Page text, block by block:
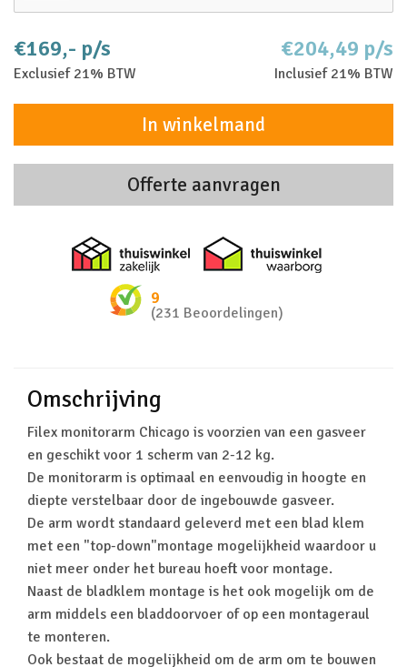
€169,- p/s
Exclusief 21% BTW
€204,49 p/s
Inclusief 21% BTW
In winkelmand
Offerte aanvragen
Thuiswinkel zakelijk
9
(231 Beoordelingen)
Omschrijving
Filex monitorarm Chicago is voorzien van een gasveer
en geschikt voor 1 scherm van 2-12 kg.
De monitorarm is optimaal en eenvoudig in hoogte en
diepte verstelbaar door de ingebouwde gasveer.
De arm wordt standaard geleverd met een blad klem
met een "top-down"montage mogelijkheid waardoor u
niet meer onder het bureau hoeft voor montage.
Naast de bladklem montage is het ook mogelijk om de
arm middels een bladdoorvoer of op een montageraul
te monteren.
Ook bestaat de mogelijkheid om de arm om te bouwen